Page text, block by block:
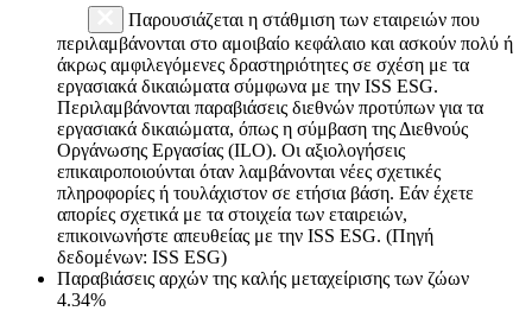
Παρουσιάζεται η στάθμιση των εταιρειών που
περιλαμβάνονται στο αμοιβαίο κεφάλαιο και ασκούν πολύ ή
άκρως αμφιλεγόμενες δραστηριότητες σε σχέση με τα
εργασιακά δικαιώματα σύμφωνα με την ISS ESG.
Περιλαμβάνονται παραβιάσεις διεθνών προτύπων για τα
εργασιακά δικαιώματα, όπως η σύμβαση της Διεθνούς
Οργάνωσης Εργασίας (ILO). Οι αξιολογήσεις
επικαιροποιούνται όταν λαμβάνονται νέες σχετικές
πληροφορίες ή τουλάχιστον σε ετήσια βάση. Εάν έχετε
απορίες σχετικά με τα στοιχεία των εταιρειών,
επικοινωνήστε απευθείας με την ISS ESG. (Πηγή
δεδομένων: ISS ESG)
Παραβιάσεις αρχών της καλής μεταχείρισης των ζώων
4.34%